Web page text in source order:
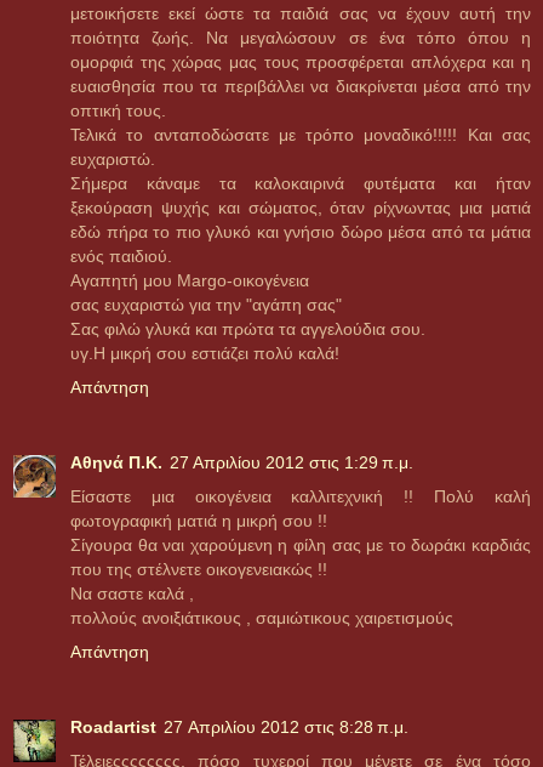
μετοικήσετε εκεί ώστε τα παιδιά σας να έχουν αυτή την
ποιότητα ζωής. Να μεγαλώσουν σε ένα τόπο όπου η
ομορφιά της χώρας μας τους προσφέρεται απλόχερα και η
ευαισθησία που τα περιβάλλει να διακρίνεται μέσα από την
οπτική τους.
Τελικά το ανταποδώσατε με τρόπο μοναδικό!!!!! Και σας
ευχαριστώ.
Σήμερα κάναμε τα καλοκαιρινά φυτέματα και ήταν
ξεκούραση ψυχής και σώματος, όταν ρίχνωντας μια ματιά
εδώ πήρα το πιο γλυκό και γνήσιο δώρο μέσα από τα μάτια
ενός παιδιού.
Αγαπητή μου Μargo-οικογένεια
σας ευχαριστώ για την "αγάπη σας"
Σας φιλώ γλυκά και πρώτα τα αγγελούδια σου.
υγ.Η μικρή σου εστιάζει πολύ καλά!
Απάντηση
Aθηνά Π.Κ. 27 Απριλίου 2012 στις 1:29 π.μ.
Eίσαστε μια οικογένεια καλλιτεχνική !! Πολύ καλή
φωτογραφική ματιά η μικρή σου !!
Σίγουρα θα ναι χαρούμενη η φίλη σας με το δωράκι καρδιάς
που της στέλνετε οικογενειακώς !!
Να σαστε καλά ,
πολλούς ανοιξιάτικους , σαμιώτικους χαιρετισμούς
Απάντηση
Roadartist 27 Απριλίου 2012 στις 8:28 π.μ.
Τέλειεςςςςςςςς, πόσο τυχεροί που μένετε σε ένα τόσο